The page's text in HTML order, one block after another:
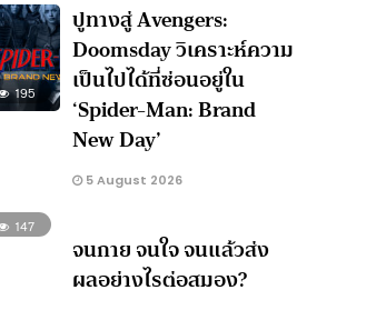
195
ปูทางสู่ Avengers:
Doomsday วิเคราะห์ความ
เป็นไปได้ที่ซ่อนอยู่ใน
‘Spider-Man: Brand
New Day’
5 August 2026
147
จนกาย จนใจ จนแล้วส่ง
ผลอย่างไรต่อสมอง?